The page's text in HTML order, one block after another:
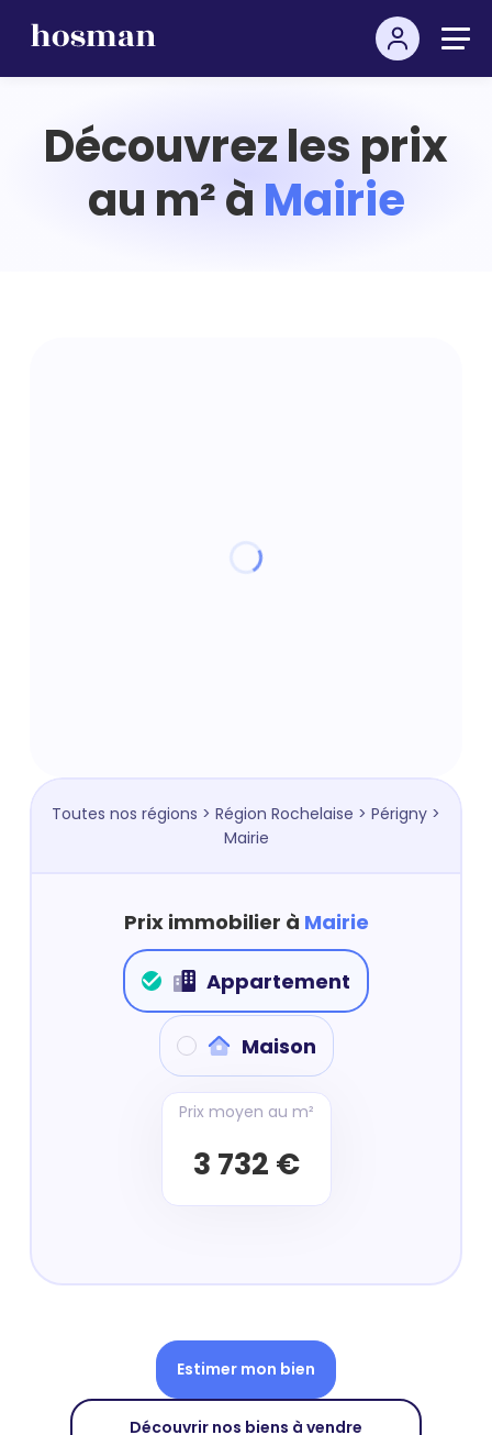
Découvrez les prix
au m² à Mairie
Toutes nos régions > Région Rochelaise > Périgny >
Mairie
Prix immobilier à Mairie
Appartement
Maison
Prix moyen au m²
3 732 €
Estimer mon bien
Découvrir nos biens à vendre